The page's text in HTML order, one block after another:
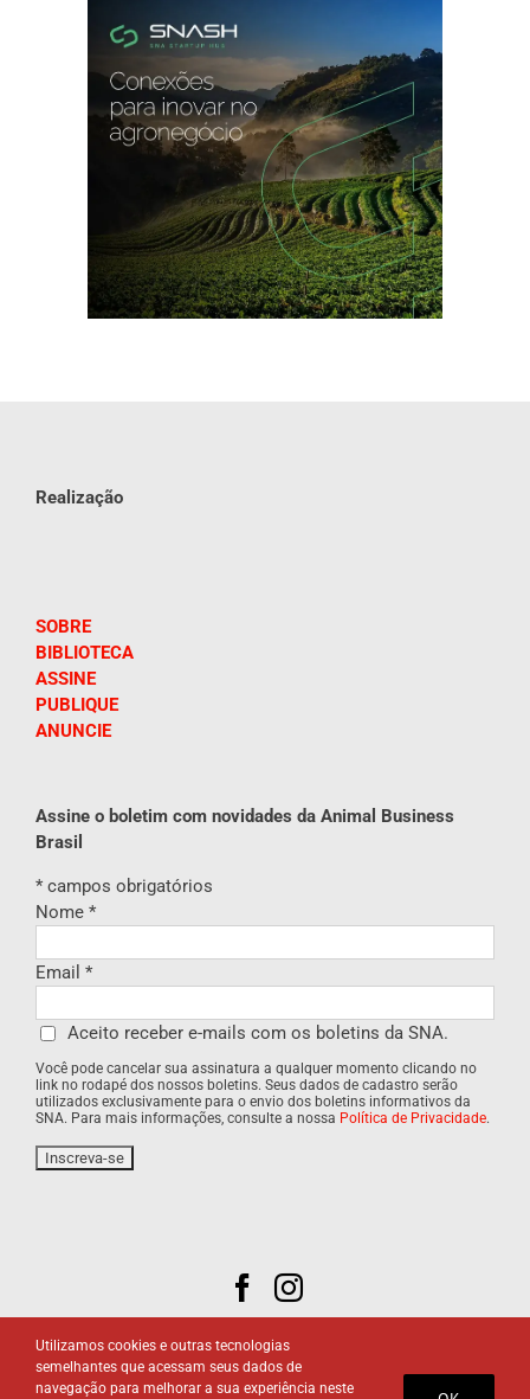
Realização
SOBRE
BIBLIOTECA
ASSINE
PUBLIQUE
ANUNCIE
Assine o boletim com novidades da Animal Business
Brasil
* campos obrigatórios
Nome *
Email *
Aceito receber e-mails com os boletins da SNA.
Você pode cancelar sua assinatura a qualquer momento clicando no
link no rodapé dos nossos boletins. Seus dados de cadastro serão
utilizados exclusivamente para o envio dos boletins informativos da
SNA. Para mais informações, consulte a nossa Política de Privacidade.
Utilizamos cookies e outras tecnologias
semelhantes que acessam seus dados de
navegação para melhorar a sua experiência neste